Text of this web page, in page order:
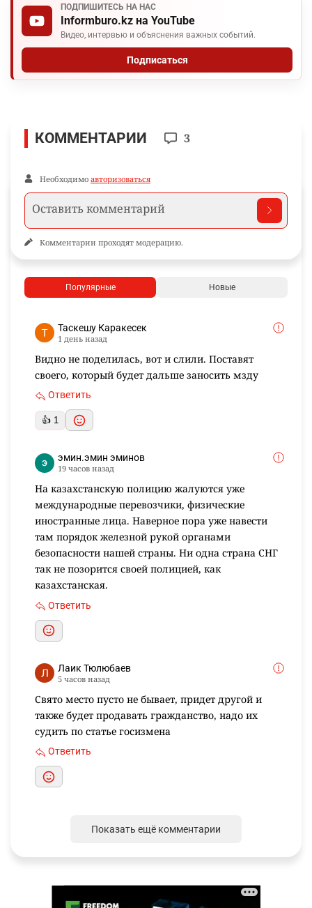
ПОДПИШИТЕСЬ НА НАС
Informburo.kz на YouTube
Видео, интервью и объяснения важных событий.
Подписаться
КОММЕНТАРИИ 3
Необходимо авторизоваться
Комментарии проходят модерацию.
Популярные Новые
Таскешу Каракесек
1 день назад
Видно не поделилась, вот и слили. Поставят
своего, который будет дальше заносить мзду
Ответить
👍 1
эмин.эмин эминов
19 часов назад
На казахстанскую полицию жалуются уже
международные перевозчики, физические
иностранные лица. Наверное пора уже навести
там порядок железной рукой органами
безопасности нашей страны. Ни одна страна СНГ
так не позорится своей полицией, как
казахстанская.
Ответить
Лаик Тюлюбаев
5 часов назад
Свято место пусто не бывает, придет другой и
также будет продавать гражданство, надо их
судить по статье госизмена
Ответить
Показать ещё комментарии